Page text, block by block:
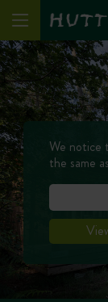
We notice
the same